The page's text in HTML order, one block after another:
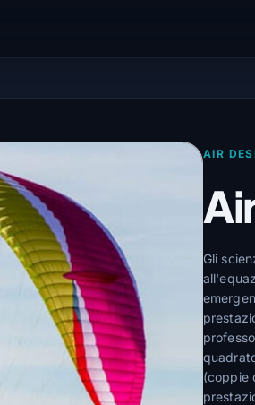
AIR
Gli
(coppie